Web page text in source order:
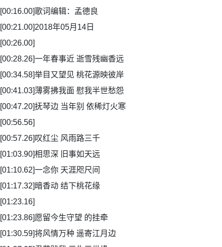
[00:16.00]歌词编辑：孟德良
[00:21.00]2018年05月14日
[00:26.00]
[00:28.26]一年春事近 逝雪残幽香远
[00:34.58]举目又望见 桃花源映彼岸
[00:41.03]薄雾拂我面 慰我半世愁怨
[00:47.20]抚琴边 当年别 依稀灯火寒
[00:56.56]
[00:57.26]叹红尘 风雨路三千
[01:03.90]相思深 旧事如天远
[01:10.62]一念你 天涯咫尺间
[01:17.32]暗香动 结下桃花缘
[01:23.16]
[01:23.86]愿留今生守望 的挂牵
[01:30.59]将风情万种 遥寄江月边